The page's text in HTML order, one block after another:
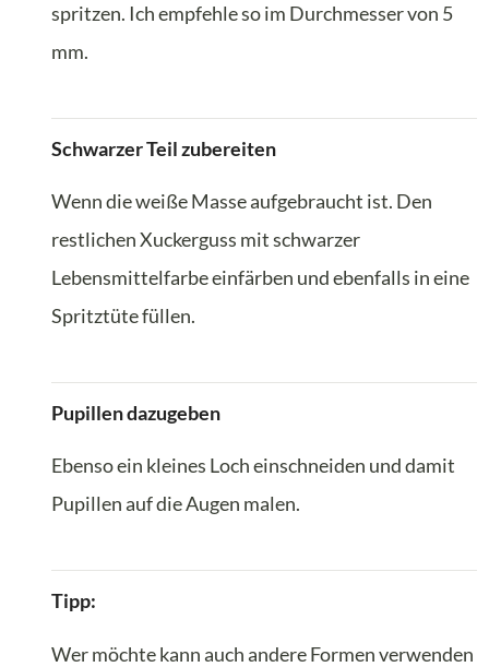
spritzen. Ich empfehle so im Durchmesser von 5
mm.
Schwarzer Teil zubereiten
Wenn die weiße Masse aufgebraucht ist. Den
restlichen Xuckerguss mit schwarzer
Lebensmittelfarbe einfärben und ebenfalls in eine
Spritztüte füllen.
Pupillen dazugeben
Ebenso ein kleines Loch einschneiden und damit
Pupillen auf die Augen malen.
Tipp:
Wer möchte kann auch andere Formen verwenden